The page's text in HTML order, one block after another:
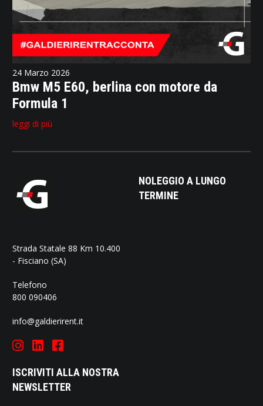
24 Marzo 2026
Bmw M5 E60, berlina con motore da
Formula 1
leggi di più
Strada Statale 88 Km 10.400
- Fisciano (SA)
Telefono
800 090406
info@galdierirent.it
ISCRIVITI ALLA NOSTRA
NEWSLETTER
NOLEGGIO A LUNGO
TERMINE